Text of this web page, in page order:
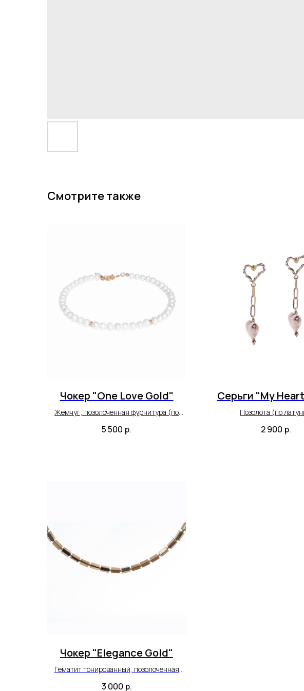
Смотрите также
Чокер "One Love Gold"
Жемчуг, позолоченная фурнитура (по
5 500 р.
Серьги "My
Позолота (по
2 900 р.
Чокер "Elegance Gold"
Гематит тонированный, позолоченная
3 000 р.